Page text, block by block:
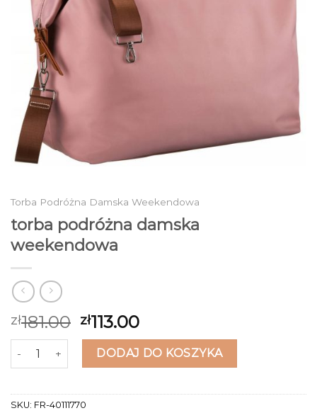
Torba Podróżna Damska Weekendowa
torba podróżna damska
weekendowa
zł181.00 zł113.00
ilość torba podróżna damska weekendowa
DODAJ DO KOSZYKA
SKU: FR-40111770